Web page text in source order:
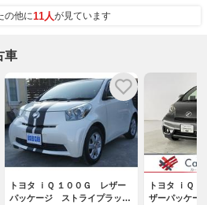
の他に11人が見ています
車
トヨタ ｉＱ １００Ｇ レザー
パッケージ ストライプラッピ
トヨタ ｉＱ
ザーパッケー